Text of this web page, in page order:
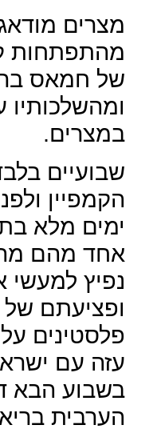
מצרים
מהתפתחות
של חמאס
במצרים.
שבועיים
הקמפיין
ימים מלא
אחד מהם
נפיץ למעשי
ופציעתם של
פלסטינים
עזה עם
בשבוע הבא
הערבית